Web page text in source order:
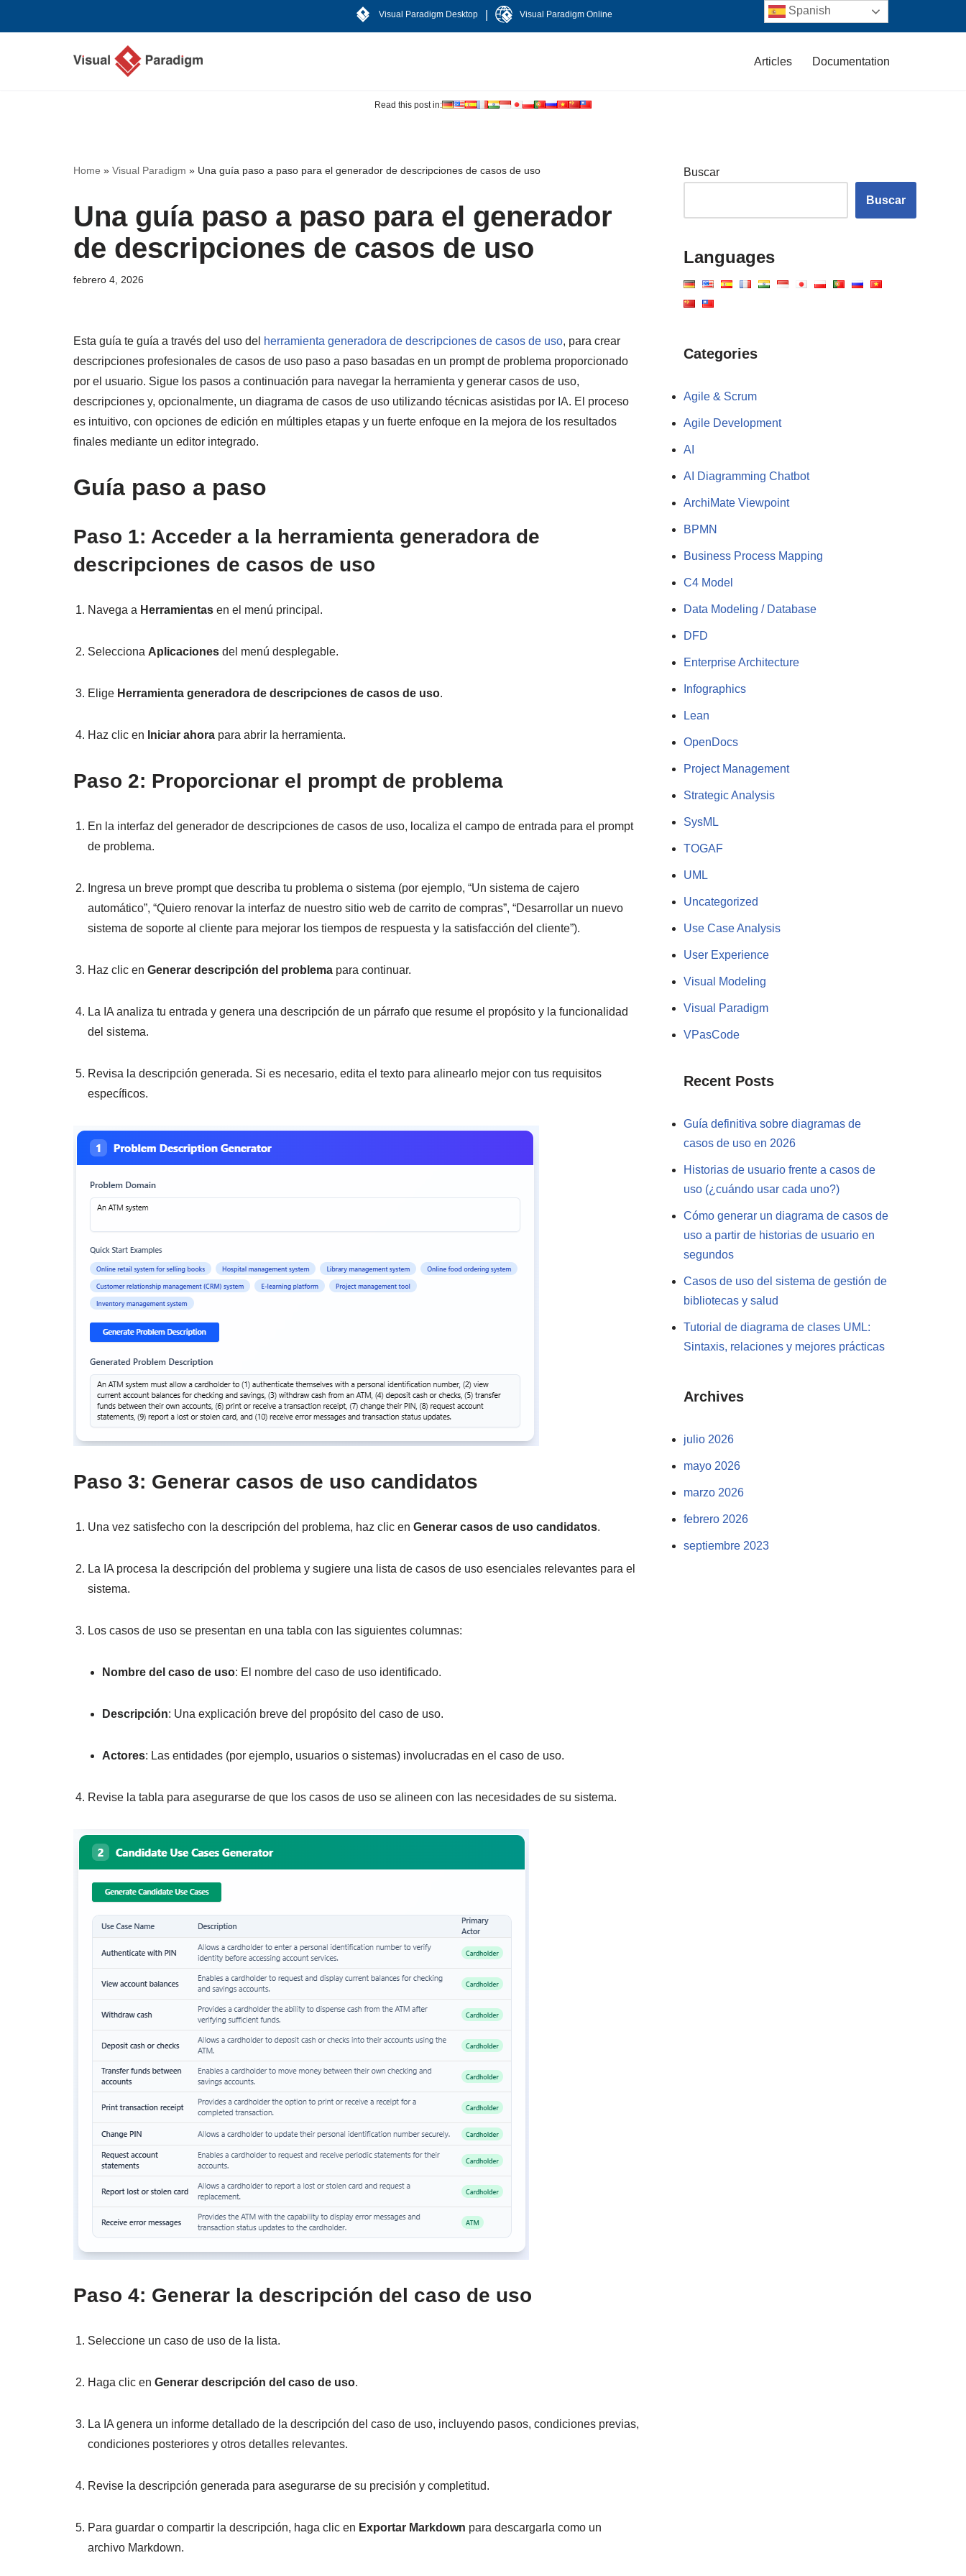
Visual Paradigm Desktop Visual Paradigm Online
Articles Documentation
Read this post in:
Home » Visual Paradigm » Una guía paso a paso para el generador de descripciones de casos de uso
Una guía paso a paso para el generador
de descripciones de casos de uso
febrero 4, 2026
Esta guía te guía a través del uso del herramienta generadora de descripciones de casos de uso, para crear
descripciones profesionales de casos de uso paso a paso basadas en un prompt de problema proporcionado
por el usuario. Sigue los pasos a continuación para navegar la herramienta y generar casos de uso,
descripciones y, opcionalmente, un diagrama de casos de uso utilizando técnicas asistidas por IA. El proceso
es intuitivo, con opciones de edición en múltiples etapas y un fuerte enfoque en la mejora de los resultados
finales mediante un editor integrado.
Guía paso a paso
Paso 1: Acceder a la herramienta generadora de
descripciones de casos de uso
Navega a Herramientas en el menú principal.
Selecciona Aplicaciones del menú desplegable.
Elige Herramienta generadora de descripciones de casos de uso.
Haz clic en Iniciar ahora para abrir la herramienta.
Paso 2: Proporcionar el prompt de problema
En la interfaz del generador de descripciones de casos de uso, localiza el campo de entrada para el prompt
de problema.
Ingresa un breve prompt que describa tu problema o sistema (por ejemplo, “Un sistema de cajero
automático”, “Quiero renovar la interfaz de nuestro sitio web de carrito de compras”, “Desarrollar un nuevo
sistema de soporte al cliente para mejorar los tiempos de respuesta y la satisfacción del cliente”).
Haz clic en Generar descripción del problema para continuar.
La IA analiza tu entrada y genera una descripción de un párrafo que resume el propósito y la funcionalidad
del sistema.
Revisa la descripción generada. Si es necesario, edita el texto para alinearlo mejor con tus requisitos
específicos.
Paso 3: Generar casos de uso candidatos
Una vez satisfecho con la descripción del problema, haz clic en Generar casos de uso candidatos.
La IA procesa la descripción del problema y sugiere una lista de casos de uso esenciales relevantes para el
sistema.
Los casos de uso se presentan en una tabla con las siguientes columnas:
Nombre del caso de uso: El nombre del caso de uso identificado.
Descripción: Una explicación breve del propósito del caso de uso.
Actores: Las entidades (por ejemplo, usuarios o sistemas) involucradas en el caso de uso.
Revise la tabla para asegurarse de que los casos de uso se alineen con las necesidades de su sistema.
Paso 4: Generar la descripción del caso de uso
Seleccione un caso de uso de la lista.
Haga clic en Generar descripción del caso de uso.
La IA genera un informe detallado de la descripción del caso de uso, incluyendo pasos, condiciones previas,
condiciones posteriores y otros detalles relevantes.
Revise la descripción generada para asegurarse de su precisión y completitud.
Para guardar o compartir la descripción, haga clic en Exportar Markdown para descargarla como un
archivo Markdown.
Buscar
Buscar
Languages
Categories
Agile & Scrum
Agile Development
AI
AI Diagramming Chatbot
ArchiMate Viewpoint
BPMN
Business Process Mapping
C4 Model
Data Modeling / Database
DFD
Enterprise Architecture
Infographics
Lean
OpenDocs
Project Management
Strategic Analysis
SysML
TOGAF
UML
Uncategorized
Use Case Analysis
User Experience
Visual Modeling
Visual Paradigm
VPasCode
Recent Posts
Guía definitiva sobre diagramas de
casos de uso en 2026
Historias de usuario frente a casos de
uso (¿cuándo usar cada uno?)
Cómo generar un diagrama de casos de
uso a partir de historias de usuario en
segundos
Casos de uso del sistema de gestión de
bibliotecas y salud
Tutorial de diagrama de clases UML:
Sintaxis, relaciones y mejores prácticas
Archives
julio 2026
mayo 2026
marzo 2026
febrero 2026
septiembre 2023
Spanish